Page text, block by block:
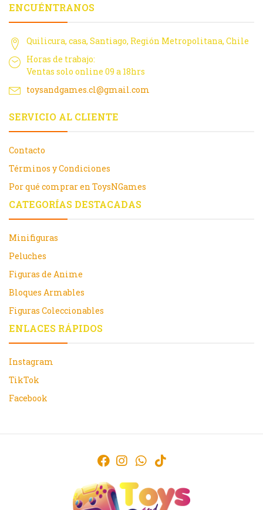
ENCUÉNTRANOS
Quilicura, casa, Santiago, Región Metropolitana, Chile
Horas de trabajo:
Ventas solo online 09 a 18hrs
toysandgames.cl@gmail.com
SERVICIO AL CLIENTE
Contacto
Términos y Condiciones
Por qué comprar en ToysNGames
CATEGORÍAS DESTACADAS
Minifiguras
Peluches
Figuras de Anime
Bloques Armables
Figuras Coleccionables
ENLACES RÁPIDOS
Instagram
TikTok
Facebook